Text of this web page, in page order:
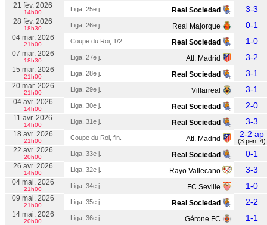
21 fév. 2026
14h00 Liga, 25e j. Real Sociedad 3-3
28 fév. 2026
18h30 Liga, 26e j. Real Majorque 0-1
04 mar. 2026
21h00 Coupe du Roi, 1/2 Real Sociedad 1-0
07 mar. 2026
18h30 Liga, 27e j. Atl. Madrid 3-2
15 mar. 2026
21h00 Liga, 28e j. Real Sociedad 3-1
20 mar. 2026
21h00 Liga, 29e j. Villarreal 3-1
04 avr. 2026
14h00 Liga, 30e j. Real Sociedad 2-0
11 avr. 2026
14h00 Liga, 31e j. Real Sociedad 3-3
18 avr. 2026
21h00 Coupe du Roi, fin. Atl. Madrid 2-2 ap
(3 pen. 4)
22 avr. 2026
20h00 Liga, 33e j. Real Sociedad 0-1
26 avr. 2026
14h00 Liga, 32e j. Rayo Vallecano 3-3
04 mai. 2026
21h00 Liga, 34e j. FC Seville 1-0
09 mai. 2026
21h00 Liga, 35e j. Real Sociedad 2-2
14 mai. 2026
20h00 Liga, 36e j. Gérone FC 1-1